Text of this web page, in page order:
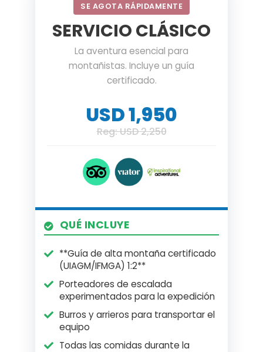
SE AGOTA RÁPIDAMENTE
SERVICIO CLÁSICO
La aventura esencial para
montañistas. Incluye un guía
certificado.
USD 1,950
Reg: USD 2,250
QUÉ INCLUYE
**Guía de alta montaña certificado
(UIAGM/IFMGA) 1:2**
Porteadores de escalada
experimentados para la expedición
Burros y arrieros para transportar el
equipo
Todas las comidas durante la